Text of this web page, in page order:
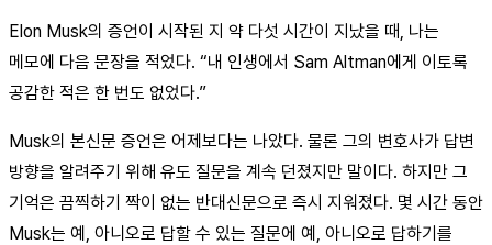
Elon Musk의 증언이 시작된 지 약 다섯 시간이 지났을 때, 나는
메모에 다음 문장을 적었다. “내 인생에서 Sam Altman에게 이토록
공감한 적은 한 번도 없었다.”
Musk의 본신문 증언은 어제보다는 나았다. 물론 그의 변호사가 답변
방향을 알려주기 위해 유도 질문을 계속 던졌지만 말이다. 하지만 그
기억은 끔찍하기 짝이 없는 반대신문으로 즉시 지워졌다. 몇 시간 동안
Musk는 예, 아니오로 답할 수 있는 질문에 예, 아니오로 답하기를